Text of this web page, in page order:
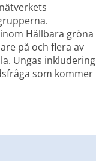
Hållbara gröna
på och flera av
Ungas inkludering
som kommer